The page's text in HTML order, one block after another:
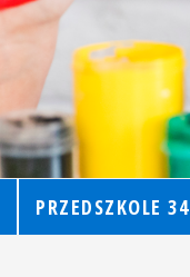
PRZEDSZKOLE 34